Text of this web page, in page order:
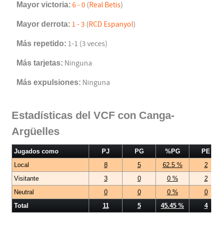
Mayor victoria: 6 - 0 (Real Betis)
Mayor derrota: 1 - 3 (RCD Espanyol)
Más repetido: 1-1 (3 veces)
Más tarjetas: Ninguna
Más expulsiones: Ninguna
Estadísticas del VCF con Canga-
Argüelles
Jugados como PJ PG %PG
PE
Local
8 5 62.5 %
2
Visitante
3 0 0 %
2
Neutral
0 0 0 %
0
Total
11 5 45.45 % 4